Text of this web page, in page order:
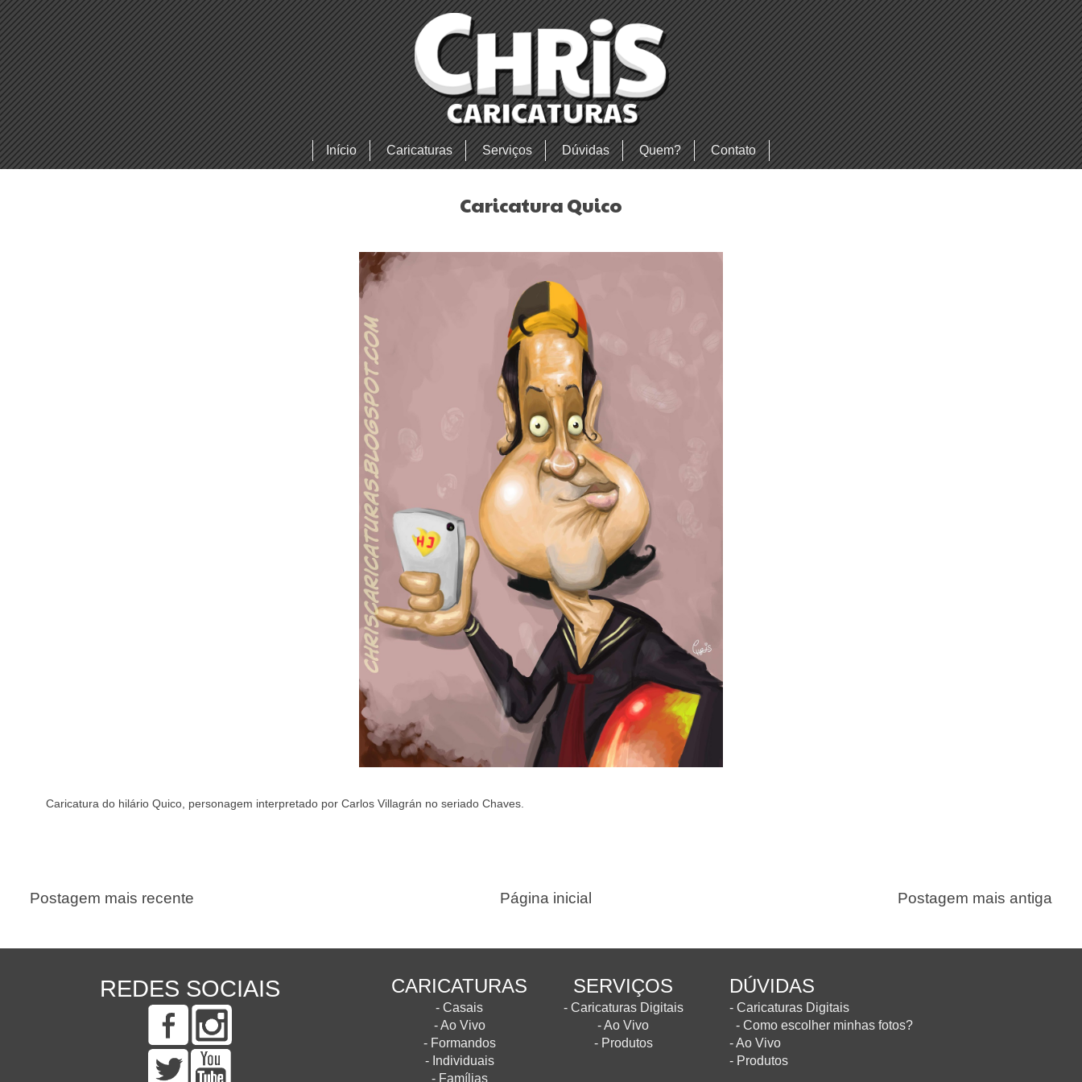
Início Caricaturas Serviços Dúvidas Quem? Contato
Caricatura Quico
Caricatura do hilário Quico, personagem interpretado por Carlos Villagrán no seriado Chaves.
Postagem mais recente Postagem mais antiga
Página inicial
REDES SOCIAIS CARICATURAS
- Casais
- Ao Vivo
- Formandos
- Individuais
- Famílias
SERVIÇOS
- Caricaturas Digitais
- Ao Vivo
- Produtos
DÚVIDAS
- Caricaturas Digitais
- Como escolher minhas fotos?
- Ao Vivo
- Produtos